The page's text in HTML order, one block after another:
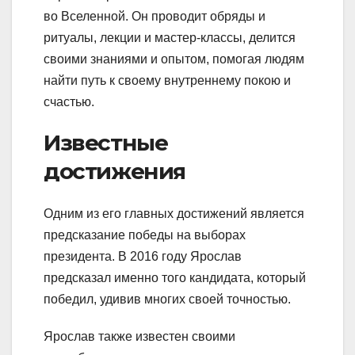
во Вселенной. Он проводит обряды и
ритуалы, лекции и мастер-классы, делится
своими знаниями и опытом, помогая людям
найти путь к своему внутреннему покою и
счастью.
Известные
достижения
Одним из его главных достижений является
предсказание победы на выборах
президента. В 2016 году Ярослав
предсказал именно того кандидата, который
победил, удивив многих своей точностью.
Ярослав также известен своими